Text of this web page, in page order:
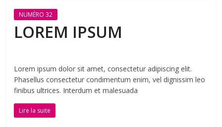
éditée
par
l'Union
Solidaires
NUMÉRO 32
LOREM IPSUM
Lorem ipsum dolor sit amet, consectetur adipiscing elit.
Phasellus consectetur condimentum enim, vel dignissim leo
finibus ultrices. Interdum et malesuada
Lire la suite